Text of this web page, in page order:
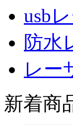
usb
防水
レー
新着商